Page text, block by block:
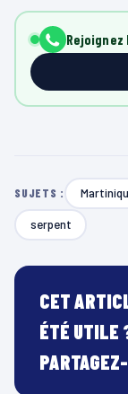
Rejoignez
SUJETS :
serpent
CET
ÉTÉ UTILE